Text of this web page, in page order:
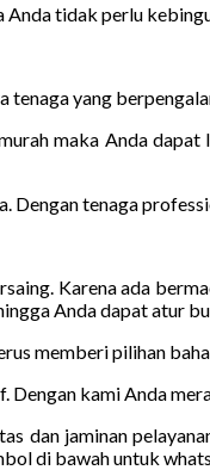
tidak perlu
tenaga yang
maka Anda
tenaga
Karena ada
Anda dapat atur
memberi pilihan
kami Anda
dan jaminan
di bawah untuk